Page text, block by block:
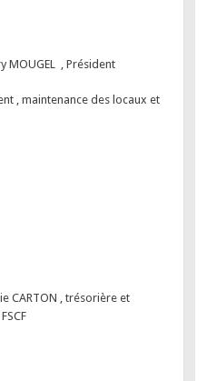
MOUGEL , Président
, maintenance des locaux et
CARTON , trésorière et